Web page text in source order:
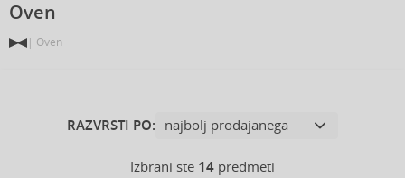
Oven
Oven
RAZVRSTI PO:
Izbrani ste 14 predmeti